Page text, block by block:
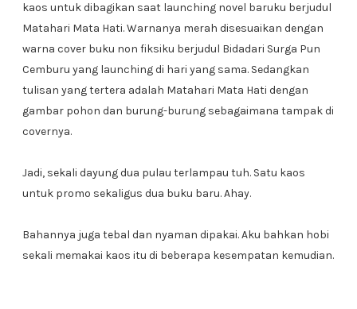
kaos untuk dibagikan saat launching novel baruku berjudul
Matahari Mata Hati. Warnanya merah disesuaikan dengan
warna cover buku non fiksiku berjudul Bidadari Surga Pun
Cemburu yang launching di hari yang sama. Sedangkan
tulisan yang tertera adalah Matahari Mata Hati dengan
gambar pohon dan burung-burung sebagaimana tampak di
covernya.
Jadi, sekali dayung dua pulau terlampau tuh. Satu kaos
untuk promo sekaligus dua buku baru. Ahay.
Bahannya juga tebal dan nyaman dipakai. Aku bahkan hobi
sekali memakai kaos itu di beberapa kesempatan kemudian.